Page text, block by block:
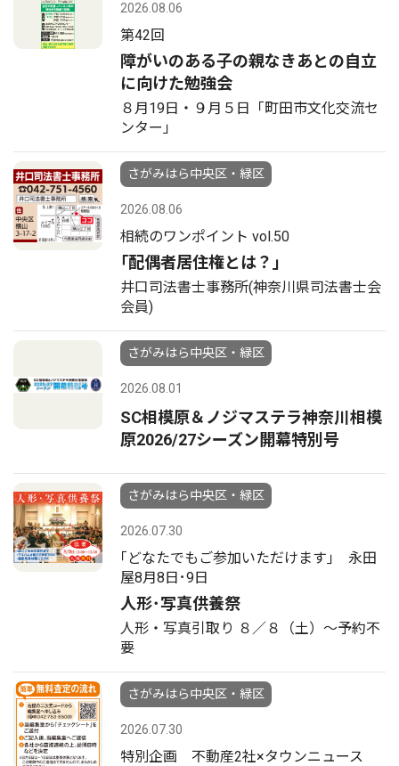
2026.08.06
第42回
障がいのある子の親なきあとの自立
に向けた勉強会
８月19日・９月５日「町田市文化交流セ
ンター」
さがみはら中央区・緑区
2026.08.06
相続のワンポイント vol.50
｢配偶者居住権とは？｣
井口司法書士事務所(神奈川県司法書士会
会員)
さがみはら中央区・緑区
2026.08.01
SC相模原＆ノジマステラ神奈川相模
原2026/27シーズン開幕特別号
さがみはら中央区・緑区
2026.07.30
｢どなたでもご参加いただけます｣ 永田
屋8月8日･9日
人形･写真供養祭
人形・写真引取り ８／８（土）〜予約不
要
さがみはら中央区・緑区
2026.07.30
特別企画 不動産2社×タウンニュース